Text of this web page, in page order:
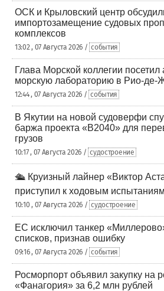
ОСК и Крыловский центр
импортозамещение судовых
комплексов
13:02 , 07 Августа 2026 / события
Глава Морской коллегии посетил
морскую лабораторию в Рио-де-
12:44 , 07 Августа 2026 / события
В Якутии на новой судоверфи
баржа проекта «В2040» для
грузов
10:17 , 07 Августа 2026 / судостроение
🛳️ Круизный лайнер «Виктор
приступил к ходовым
10:10 , 07 Августа 2026 / судостроение
ЕС исключил танкер
списков, признав ошибку
09:16 , 07 Августа 2026 / события
Росморпорт объявил закупку на
«Фанагория» за 6,2 млн рублей